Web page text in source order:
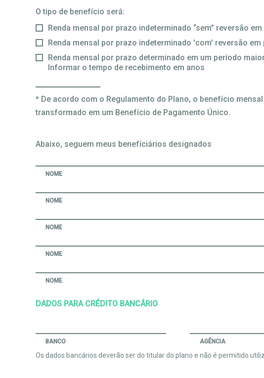
O tipo de benefício será:
Renda mensal por prazo indeterminado “sem” reversão
Renda mensal por prazo indeterminado 'com' reversão
Renda mensal por prazo determinado em um período
Informar o tempo de recebimento em anos
* De acordo com o Regulamento do Plano, o benefício
transformado em um Benefício de Pagamento Único.
Abaixo, seguem meus benefíciários designados
NOME
NOME
NOME
NOME
NOME
DADOS PARA CRÉDITO BANCÁRIO
BANCO AGÊNCIA
Os dados bancários deverão ser do titular do plano e não é permitido